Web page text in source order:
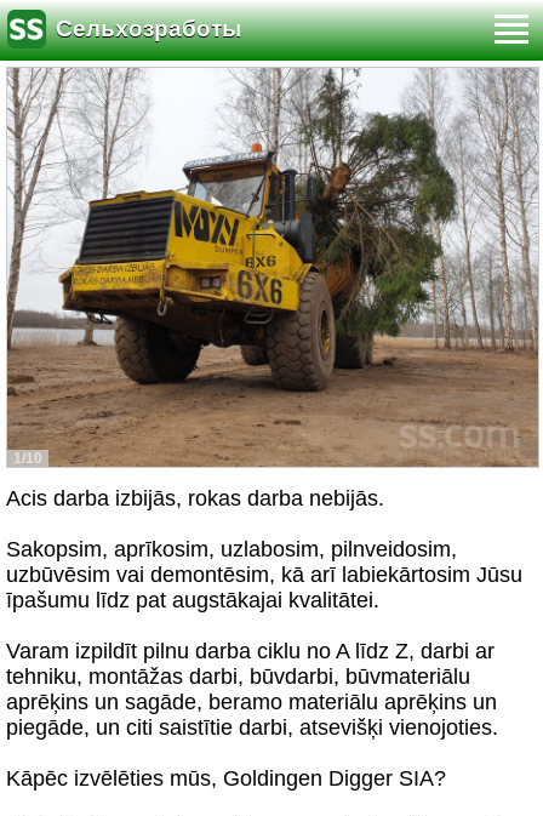
Сельхозработы
1/10
Acis darba izbijās, rokas darba nebijās.
Sakopsim, aprīkosim, uzlabosim, pilnveidosim,
uzbūvēsim vai demontēsim, kā arī labiekārtosim Jūsu
īpašumu līdz pat augstākajai kvalitātei.
Varam izpildīt pilnu darba ciklu no A līdz Z, darbi ar
tehniku, montāžas darbi, būvdarbi, būvmateriālu
aprēķins un sagāde, beramo materiālu aprēķins un
piegāde, un citi saistītie darbi, atsevišķi vienojoties.
Kāpēc izvēlēties mūs, Goldingen Digger SIA?